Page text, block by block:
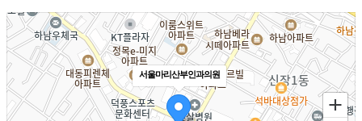
서울마리산부인과의원